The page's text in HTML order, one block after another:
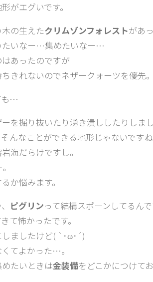
がエグいです。
の生えたクリムゾンフォレストがあ
たいなー…集めたいなー…
はあったのですが
きれないのでネザークォーツを優先。
も…
を掘り抜いたり湧き潰ししたりしま
んなことができる地形じゃないですね
海だらけですし。
か悩みます。
ピグリンって結構スポーンしてるんで
て怖かったです。
ましたけど( `･ω･´)
てよかった…。
たいときは金装備をどこかにつけて